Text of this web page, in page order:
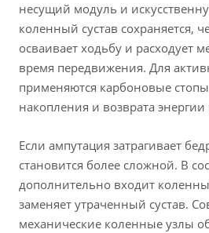
несущий модуль и
коленный сустав сохраняется,
осваивает ходьбу и расходует
время передвижения. Для
применяются карбоновые
накопления и возврата энергии
Если ампутация затрагивает
становится более сложной. В
дополнительно входит
заменяет утраченный сустав.
механические коленные узлы